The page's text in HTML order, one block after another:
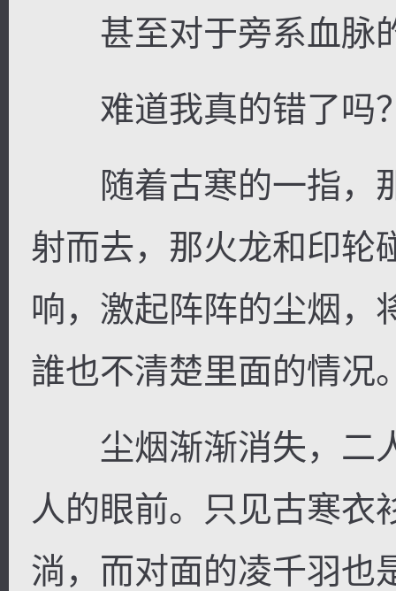
甚至对于旁系血脉
难道我真的错了吗
随着古寒的一指，
射而去，那火龙和印轮
响，激起阵阵的尘烟，
誰也不清楚里面的情况
尘烟渐渐消失，二
人的眼前。只见古寒衣
淌，而对面的凌千羽也